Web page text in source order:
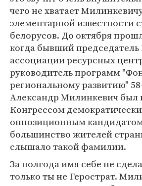
чего не хватает
элементарной известности
белорусов. До октября
когда бывший председатель
ассоциации ресурсных
руководитель программ
региональному развитию"
Александр Милинкевич был
Конгрессом
оппозиционным
большинство жителей
слышало такой фамилии.
За полгода имя себе не
только ты не Герострат.